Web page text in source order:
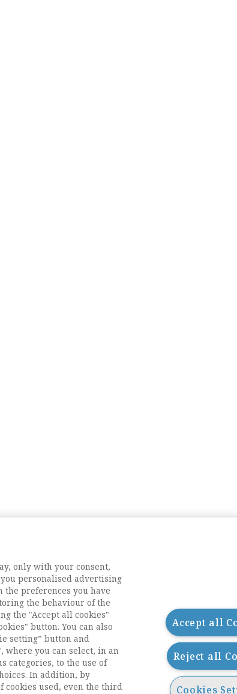
only with your consent,
personalised advertising
preferences you have
the behaviour of the
the "Accept all cookies"
button. You can also
setting” button and
where you can select, in an
categories, to the use of
In addition, by
cookies used, even the third
Accept all
Reject all
Cookies